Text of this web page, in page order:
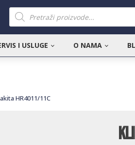
Products
search
I USLUGE O NAMA
HR4011/11C